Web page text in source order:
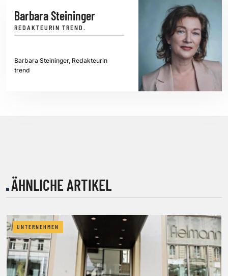
Barbara Steininger
REDAKTEURIN TREND.
Barbara Steininger, Redakteurin
trend
ÄHNLICHE ARTIKEL
UNTERNEHMEN